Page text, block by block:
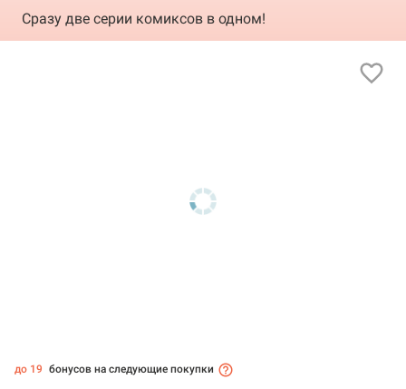
Сразу две серии комиксов в одном!
до 19 бонусов на следующие покупки